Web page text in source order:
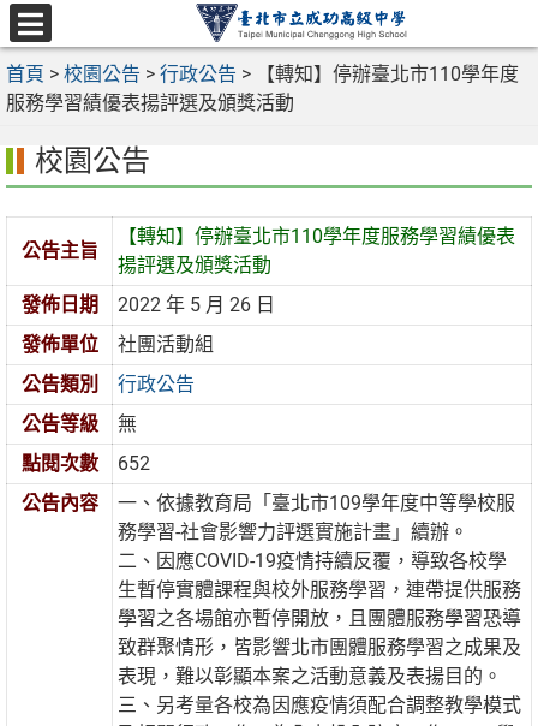
跳
至
主
要
區
選
單
首頁 > 校園公告 > 行政公告 >
【轉知】停辦臺北市110學年度
服務學習績優表揚評選及頒獎活動
校園公告
公告主旨
【轉知】停辦臺北市110學年度服務學習績優表
揚評選及頒獎活動
發佈日期
2022 年 5 月 26 日
發佈單位
社團活動組
公告類別
行政公告
公告等級
無
點閱次數
652
公告內容
一、依據教育局「臺北市109學年度中等學校服
務學習-社會影響力評選實施計畫」續辦。
二、因應COVID-19疫情持續反覆，導致各校學
生暫停實體課程與校外服務學習，連帶提供服務
學習之各場館亦暫停開放，且團體服務學習恐導
致群聚情形，皆影響北市團體服務學習之成果及
表現，難以彰顯本案之活動意義及表揚目的。
三、另考量各校為因應疫情須配合調整教學模式